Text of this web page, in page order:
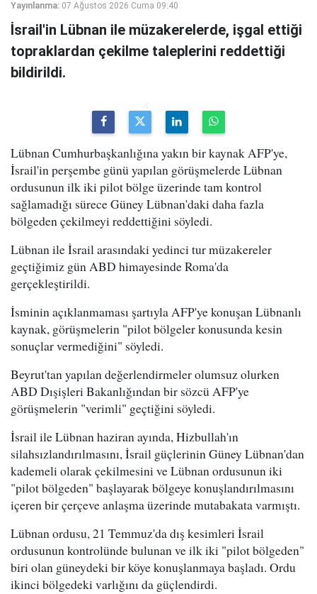
Yayınlanma: 07 Ağustos 2026 Cuma 09:40
İsrail'in Lübnan ile müzakerelerde, işgal ettiği
topraklardan çekilme taleplerini reddettiği
bildirildi.
Lübnan Cumhurbaşkanlığına yakın bir kaynak AFP'ye,
İsrail'in perşembe günü yapılan görüşmelerde Lübnan
ordusunun ilk iki pilot bölge üzerinde tam kontrol
sağlamadığı sürece Güney Lübnan'daki daha fazla
bölgeden çekilmeyi reddettiğini söyledi.
Lübnan ile İsrail arasındaki yedinci tur müzakereler
geçtiğimiz gün ABD himayesinde Roma'da
gerçekleştirildi.
İsminin açıklanmaması şartıyla AFP'ye konuşan Lübnanlı
kaynak, görüşmelerin "pilot bölgeler konusunda kesin
sonuçlar vermediğini" söyledi.
Beyrut'tan yapılan değerlendirmeler olumsuz olurken
ABD Dışişleri Bakanlığından bir sözcü AFP'ye
görüşmelerin "verimli" geçtiğini söyledi.
İsrail ile Lübnan haziran ayında, Hizbullah'ın
silahsızlandırılmasını, İsrail güçlerinin Güney Lübnan'dan
kademeli olarak çekilmesini ve Lübnan ordusunun iki
"pilot bölgeden" başlayarak bölgeye konuşlandırılmasını
içeren bir çerçeve anlaşma üzerinde mutabakata varmıştı.
Lübnan ordusu, 21 Temmuz'da dış kesimleri İsrail
ordusunun kontrolünde bulunan ve ilk iki "pilot bölgeden"
biri olan güneydeki bir köye konuşlanmaya başladı. Ordu
ikinci bölgedeki varlığını da güçlendirdi.